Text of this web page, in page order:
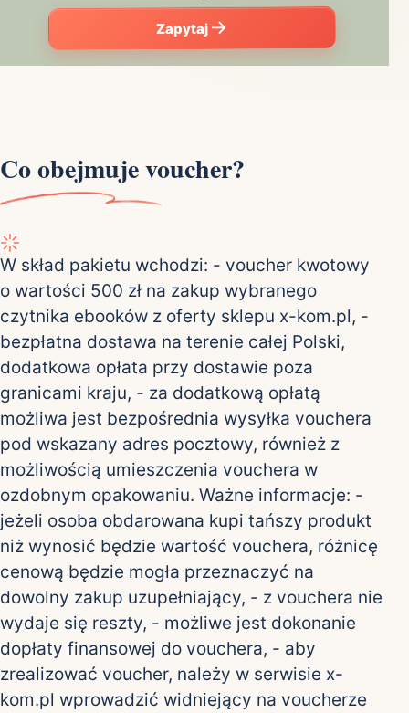
Zapytaj
Co obejmuje voucher?
W skład pakietu wchodzi: - voucher kwotowy
o wartości 500 zł na zakup wybranego
czytnika ebooków z oferty sklepu x-kom.pl, -
bezpłatna dostawa na terenie całej Polski,
dodatkowa opłata przy dostawie poza
granicami kraju, - za dodatkową opłatą
możliwa jest bezpośrednia wysyłka vouchera
pod wskazany adres pocztowy, również z
możliwością umieszczenia vouchera w
ozdobnym opakowaniu. Ważne informacje: -
jeżeli osoba obdarowana kupi tańszy produkt
niż wynosić będzie wartość vouchera, różnicę
cenową będzie mogła przeznaczyć na
dowolny zakup uzupełniający, - z vouchera nie
wydaje się reszty, - możliwe jest dokonanie
dopłaty finansowej do vouchera, - aby
zrealizować voucher, należy w serwisie x-
kom.pl wprowadzić widniejący na voucherze